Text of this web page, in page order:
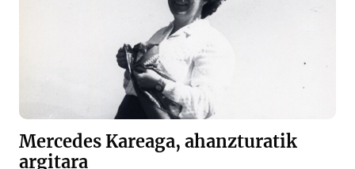
Mercedes Kareaga, ahanzturatik
argitara